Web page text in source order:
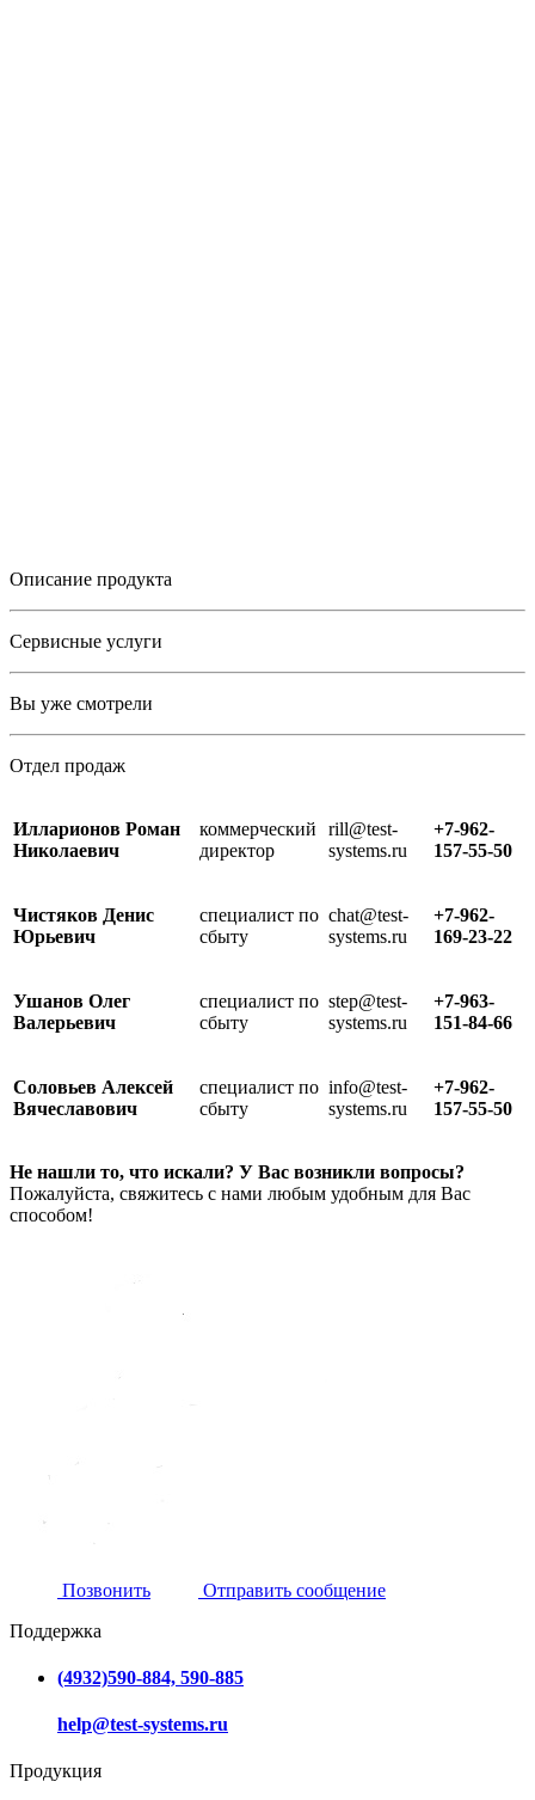
Описание продукта
Сервисные услуги
Вы уже смотрели
Отдел продаж
Илларионов Роман
Николаевич
коммерческий
директор
rill@test-
systems.ru
+7-962-
157-55-50
Чистяков Денис
Юрьевич
специалист по
сбыту
chat@test-
systems.ru
+7-962-
169-23-22
Ушанов Олег
Валерьевич
специалист по
сбыту
step@test-
systems.ru
+7-963-
151-84-66
Соловьев Алексей
Вячеславович
специалист по
сбыту
info@test-
systems.ru
+7-962-
157-55-50
Не нашли то, что искали? У Вас возникли вопросы?
Пожалуйста, свяжитесь с нами любым удобным для Вас
способом!
Позвонить
Отправить сообщение
Поддержка
(4932)590-884, 590-885
help@test-systems.ru
Продукция